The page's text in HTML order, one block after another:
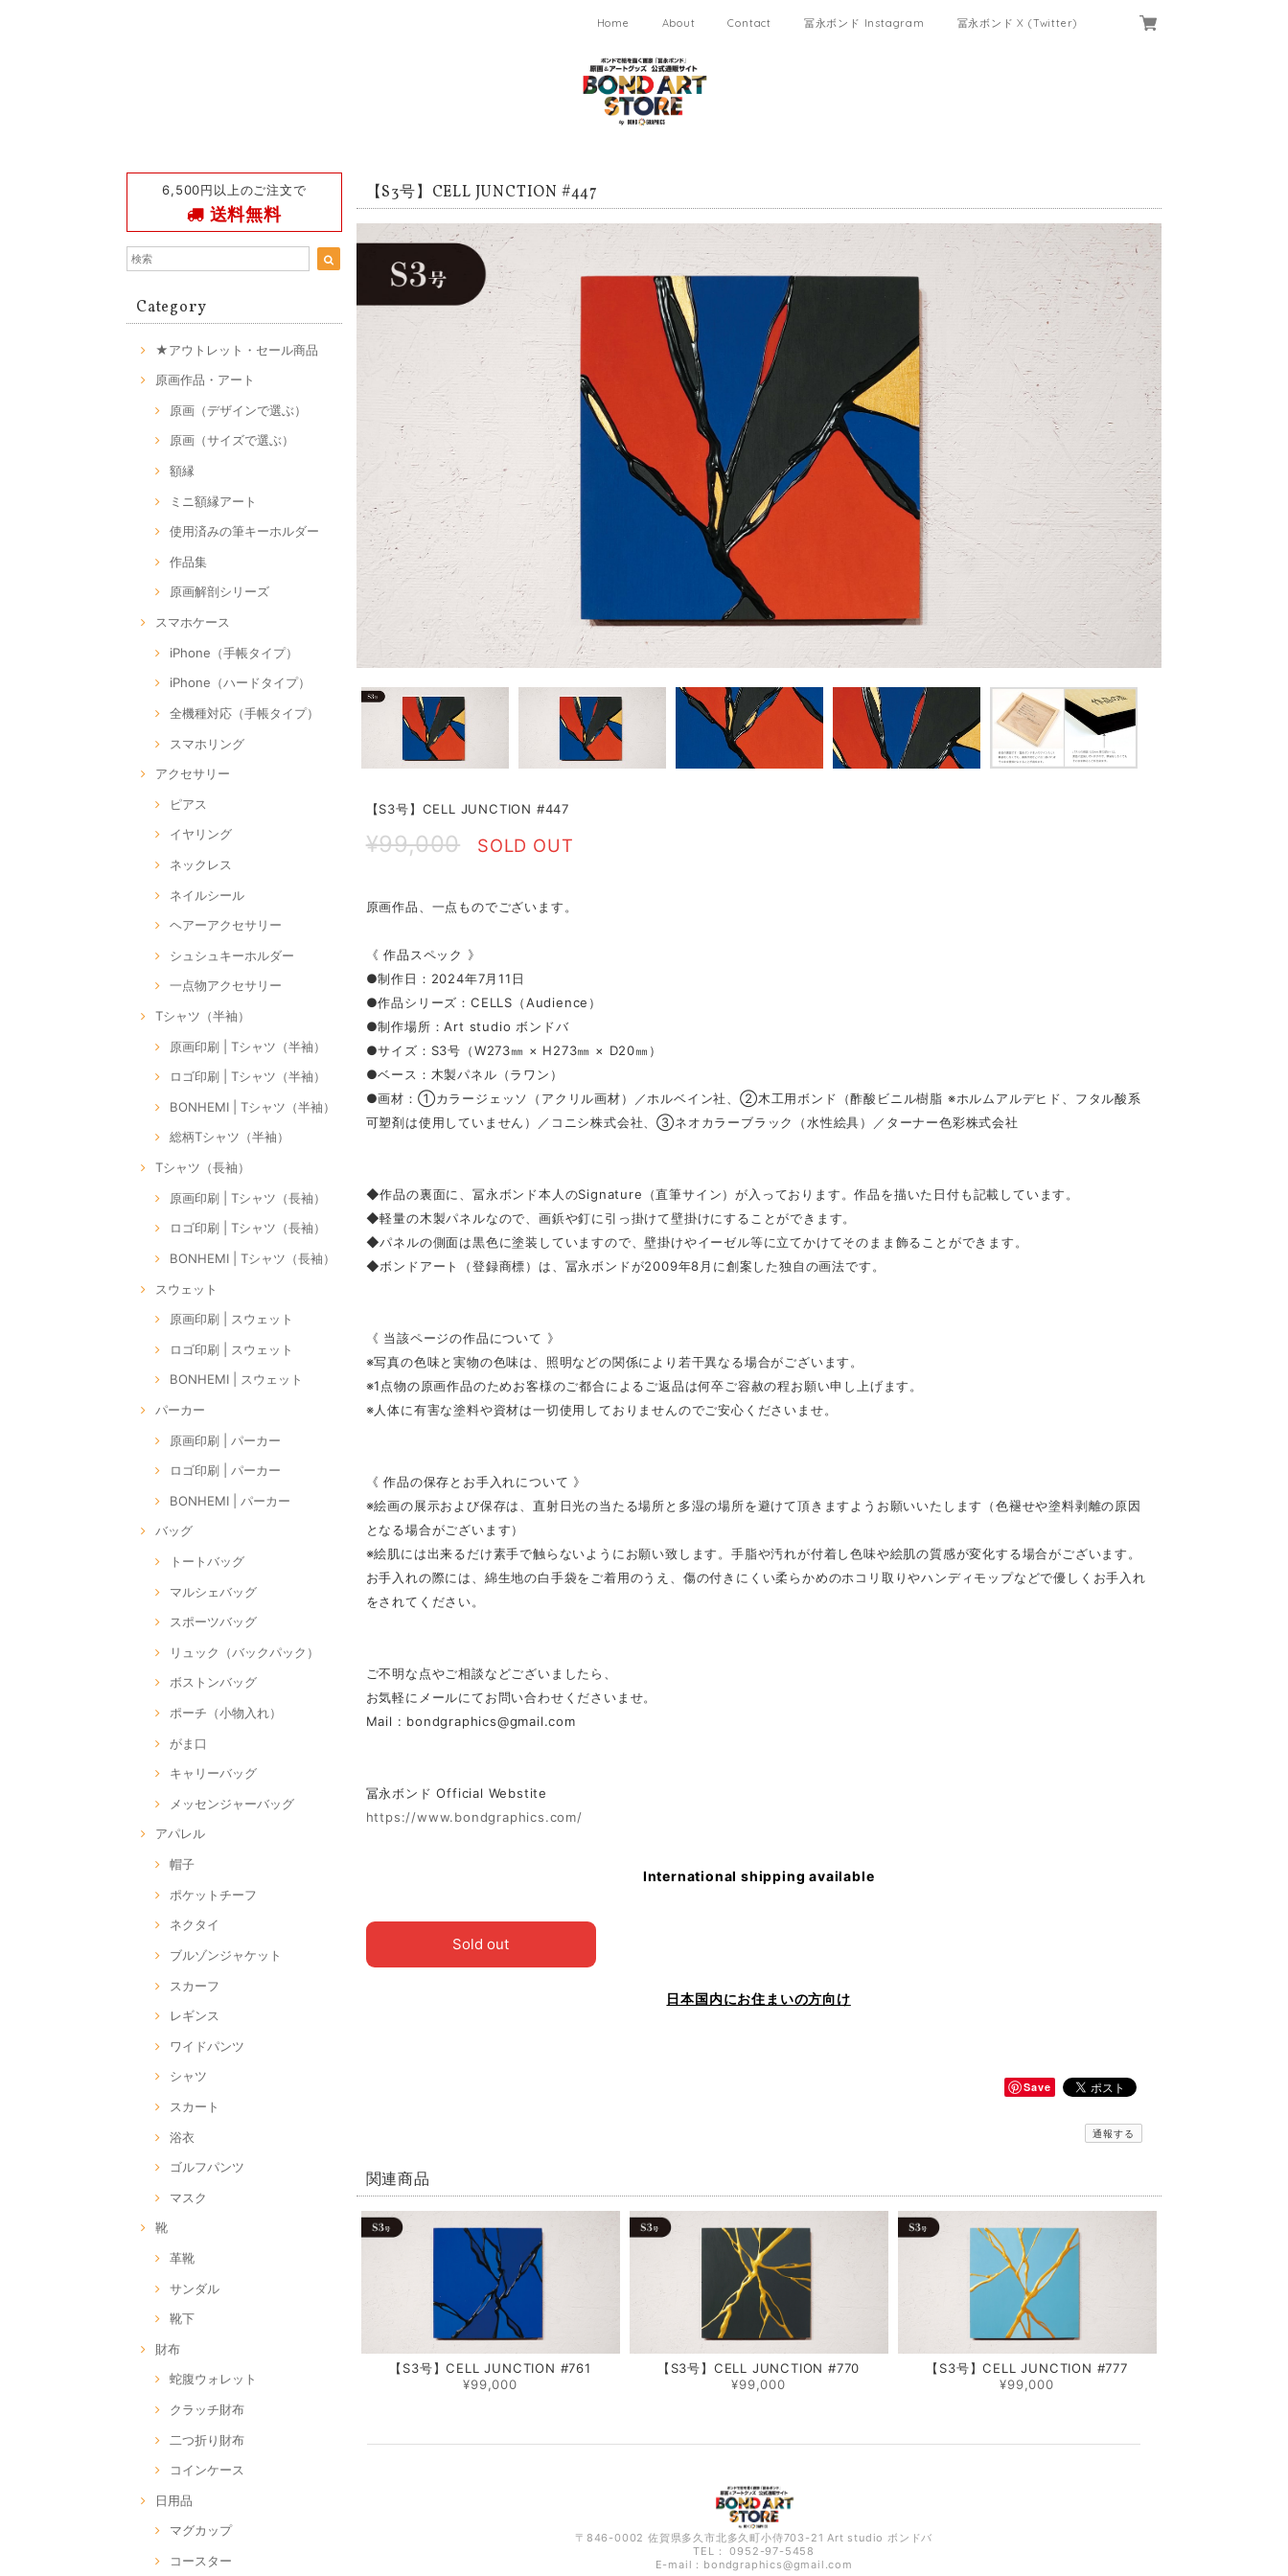
Home About Contact 冨永ボンド Instagram 冨永ボンド X (Twitter)
6,500円以上のご注文で
送料無料
Category
★アウトレット・セール商品
原画作品・アート
原画（デザインで選ぶ）
原画（サイズで選ぶ）
額縁
ミニ額縁アート
使用済みの筆キーホルダー
作品集
原画解剖シリーズ
スマホケース
iPhone（手帳タイプ）
iPhone（ハードタイプ）
全機種対応（手帳タイプ）
スマホリング
アクセサリー
ピアス
イヤリング
ネックレス
ネイルシール
ヘアーアクセサリー
シュシュキーホルダー
一点物アクセサリー
Tシャツ（半袖）
原画印刷 | Tシャツ（半袖）
ロゴ印刷 | Tシャツ（半袖）
BONHEMI | Tシャツ（半袖）
総柄Tシャツ（半袖）
Tシャツ（長袖）
原画印刷 | Tシャツ（長袖）
ロゴ印刷 | Tシャツ（長袖）
BONHEMI | Tシャツ（長袖）
スウェット
原画印刷 | スウェット
ロゴ印刷 | スウェット
BONHEMI | スウェット
パーカー
原画印刷 | パーカー
ロゴ印刷 | パーカー
BONHEMI | パーカー
バッグ
トートバッグ
マルシェバッグ
スポーツバッグ
リュック（バックパック）
ボストンバッグ
ポーチ（小物入れ）
がま口
キャリーバッグ
メッセンジャーバッグ
アパレル
帽子
ポケットチーフ
ネクタイ
ブルゾンジャケット
スカーフ
レギンス
ワイドパンツ
シャツ
スカート
浴衣
ゴルフパンツ
マスク
靴
革靴
サンダル
靴下
財布
蛇腹ウォレット
クラッチ財布
二つ折り財布
コインケース
日用品
マグカップ
コースター
【S3号】CELL JUNCTION #447
【S3号】CELL JUNCTION #447
¥99,000 SOLD OUT
原画作品、一点ものでございます。
《 作品スペック 》
●制作日：2024年7月11日
●作品シリーズ：CELLS（Audience）
●制作場所：Art studio ボンドバ
●サイズ：S3号（W273㎜ × H273㎜ × D20㎜）
●ベース：木製パネル（ラワン）
●画材：①カラージェッソ（アクリル画材）／ホルベイン社、②木工用ボンド（酢酸ビニル樹脂 ※ホルムアルデヒド、フタル酸系
可塑剤は使用していません）／コニシ株式会社、③ネオカラーブラック（水性絵具）／ターナー色彩株式会社
◆作品の裏面に、冨永ボンド本人のSignature（直筆サイン）が入っております。作品を描いた日付も記載しています。
◆軽量の木製パネルなので、画鋲や釘に引っ掛けて壁掛けにすることができます。
◆パネルの側面は黒色に塗装していますので、壁掛けやイーゼル等に立てかけてそのまま飾ることができます。
◆ボンドアート（登録商標）は、冨永ボンドが2009年8月に創案した独自の画法です。
《 当該ページの作品について 》
※写真の色味と実物の色味は、照明などの関係により若干異なる場合がございます。
※1点物の原画作品のためお客様のご都合によるご返品は何卒ご容赦の程お願い申し上げます。
※人体に有害な塗料や資材は一切使用しておりませんのでご安心くださいませ。
《 作品の保存とお手入れについて 》
※絵画の展示および保存は、直射日光の当たる場所と多湿の場所を避けて頂きますようお願いいたします（色褪せや塗料剥離の原因
となる場合がございます）
※絵肌には出来るだけ素手で触らないようにお願い致します。手脂や汚れが付着し色味や絵肌の質感が変化する場合がございます。
お手入れの際には、綿生地の白手袋をご着用のうえ、傷の付きにくい柔らかめのホコリ取りやハンディモップなどで優しくお手入れ
をされてください。
ご不明な点やご相談などございましたら、
お気軽にメールにてお問い合わせくださいませ。
Mail : bondgraphics@gmail.com
冨永ボンド Official Webstite
https://www.bondgraphics.com/
International shipping available
Sold out
日本国内にお住まいの方向け
Save
通報する
関連商品
【S3号】CELL JUNCTION #761
¥99,000
【S3号】CELL JUNCTION #770
¥99,000
【S3号】CELL JUNCTION #777
¥99,000
〒846-0002 佐賀県多久市北多久町小侍703-21 Art studio ボンドバ
TEL： 0952-97-5458
E-mail： bondgraphics@gmail.com